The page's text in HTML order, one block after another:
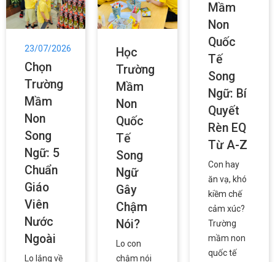
23/07/2026
Chọn
Trường
Mầm
Non
Song
Ngữ: 5
Chuẩn
Giáo
Viên
Nước
Ngoài
Lo lắng về
Học
Trường
Mầm
Non
Quốc
Tế
Song
Ngữ
Gây
Chậm
Nói?
Lo con
chậm nói
Mầm
Non
Quốc
Tế
Song
Ngữ: Bí
Quyết
Rèn EQ
Từ A-Z
Con hay
ăn vạ, khó
kiềm chế
cảm xúc?
Trường
mầm non
quốc tế